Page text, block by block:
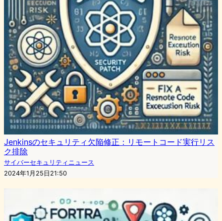
Jenkinsのセキュリティ欠陥修正：リモートコード実行リス
ク排除
サイバーセキュリティニュース
2024年1月25日21:50